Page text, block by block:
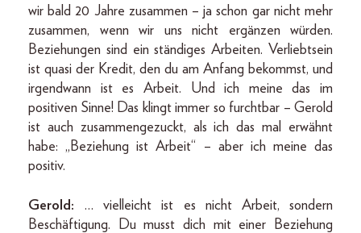
wir bald 20 Jahre zusammen – ja schon gar nicht mehr
zusammen, wenn wir uns nicht ergänzen würden.
Beziehungen sind ein ständiges Arbeiten. Verliebtsein
ist quasi der Kredit, den du am Anfang bekommst, und
irgendwann ist es Arbeit. Und ich meine das im
positiven Sinne! Das klingt immer so furchtbar – Gerold
ist auch zusammengezuckt, als ich das mal erwähnt
habe: „Beziehung ist Arbeit“ – aber ich meine das
positiv.
Gerold: … vielleicht ist es nicht Arbeit, sondern
Beschäftigung. Du musst dich mit einer Beziehung